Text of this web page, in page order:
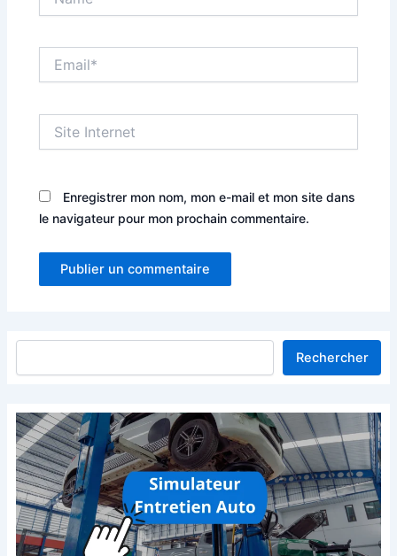
Internet
Enregistrer mon nom, mon e-mail et mon site dans
le navigateur pour mon prochain commentaire.
Rechercher